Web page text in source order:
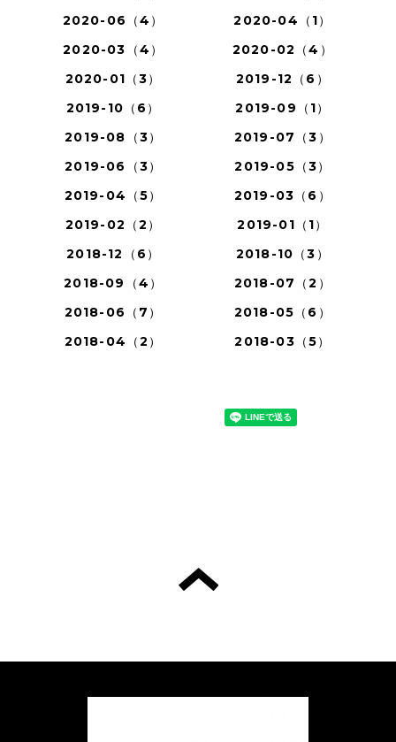
2020-06（4）
2020-04（1）
2020-03（4）
2020-02（4）
2020-01（3）
2019-12（6）
2019-10（6）
2019-09（1）
2019-08（3）
2019-07（3）
2019-06（3）
2019-05（3）
2019-04（5）
2019-03（6）
2019-02（2）
2019-01（1）
2018-12（6）
2018-10（3）
2018-09（4）
2018-07（2）
2018-06（7）
2018-05（6）
2018-04（2）
2018-03（5）